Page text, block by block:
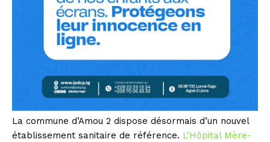
La commune d’Amou 2 dispose désormais d’un nouvel
établissement sanitaire de référence. L’Hôpital Mère-